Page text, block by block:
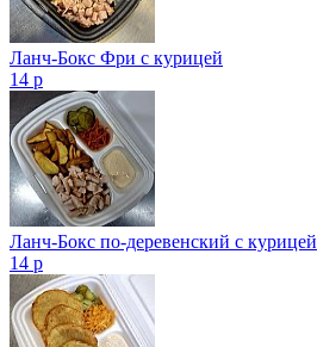
Ланч-Бокс Фри с курицей
14 р
Ланч-Бокс по-деревенский с курицей
14 р